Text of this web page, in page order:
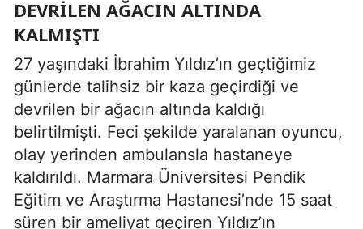
DEVRILEN AĞACIN ALTINDA
KALMIŞTI
27 yaşındaki İbrahim Yıldız’ın geçtiğimiz
günlerde talihsiz bir kaza geçirdiği ve
devrilen bir ağacın altında kaldığı
belirtilmişti. Feci şekilde yaralanan oyuncu,
olay yerinden ambulansla hastaneye
kaldırıldı. Marmara Üniversitesi Pendik
Eğitim ve Araştırma Hastanesi’nde 15 saat
süren bir ameliyat geçiren Yıldız’ın